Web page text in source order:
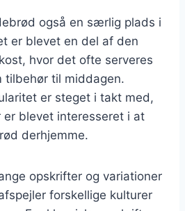
også en særlig plads i
er blevet en del af den
hvor det ofte serveres
tilbehør til middagen.
er steget i takt med,
er blevet interesseret i at
derhjemme.
opskrifter og variationer
forskellige kulturer